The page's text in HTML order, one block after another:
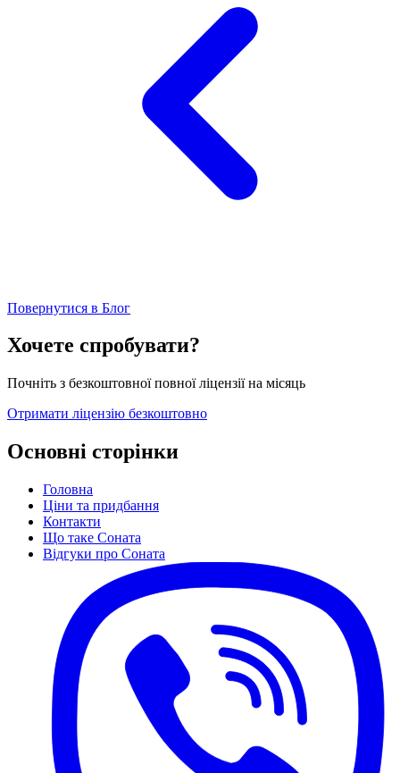
Повернутися в Блог
Хочете спробувати?
Почніть з безкоштовної повної ліцензії на місяць
Отримати ліцензію безкоштовно
Основні сторінки
Головна
Ціни та придбання
Контакти
Що таке Соната
Відгуки про Соната